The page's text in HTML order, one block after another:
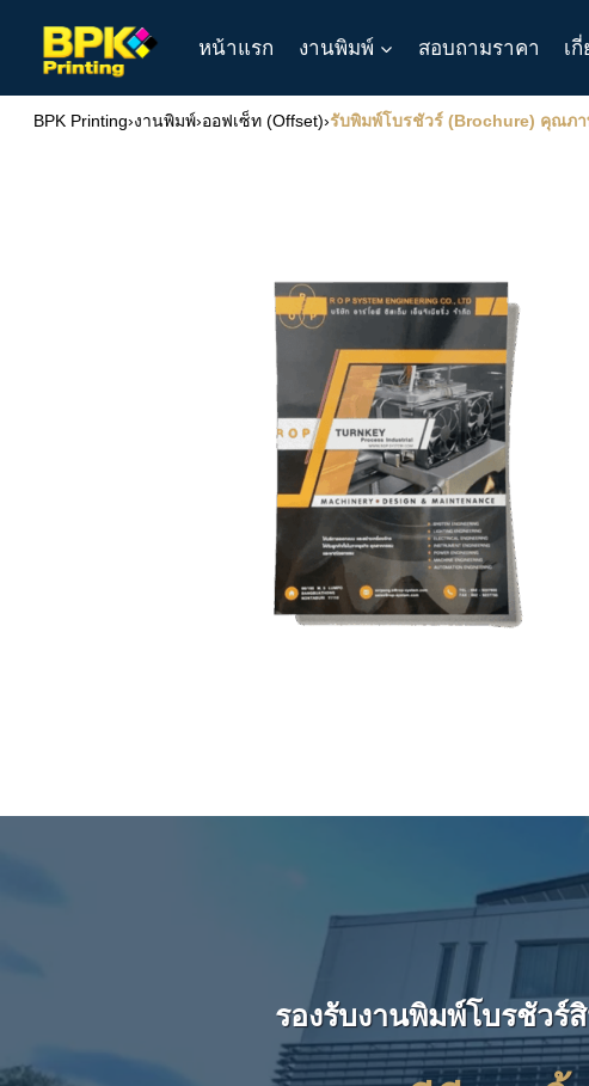
content
หน้าแรก งานพิมพ์ สอบถามราคา เ
BPK Printing›งานพิมพ์›ออฟเซ็ท (Offset)›รับพิมพ์โบรชัวร์ (Brochure) คุณภ
รองรับงานพิมพ์โบรชัว